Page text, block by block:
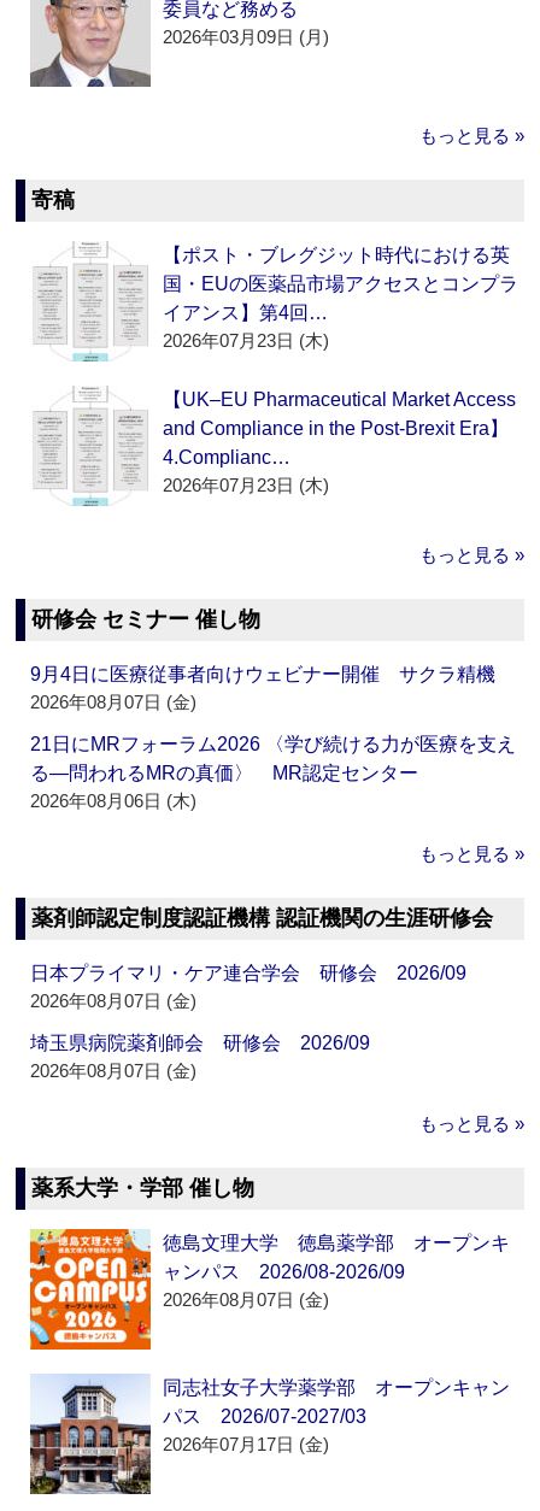
委員など務める
2026年03月09日 (月)
もっと見る »
寄稿
【ポスト・ブレグジット時代における英
国・EUの医薬品市場アクセスとコンプラ
イアンス】第4回…
2026年07月23日 (木)
【UK–EU Pharmaceutical Market Access
and Compliance in the Post-Brexit Era】
4.Complianc…
2026年07月23日 (木)
もっと見る »
研修会 セミナー 催し物
9月4日に医療従事者向けウェビナー開催 サクラ精機
2026年08月07日 (金)
21日にMRフォーラム2026 〈学び続ける力が医療を支え
る―問われるMRの真価〉 MR認定センター
2026年08月06日 (木)
もっと見る »
薬剤師認定制度認証機構 認証機関の生涯研修会
日本プライマリ・ケア連合学会 研修会 2026/09
2026年08月07日 (金)
埼玉県病院薬剤師会 研修会 2026/09
2026年08月07日 (金)
もっと見る »
薬系大学・学部 催し物
徳島文理大学 徳島薬学部 オープンキ
ャンパス 2026/08-2026/09
2026年08月07日 (金)
同志社女子大学薬学部 オープンキャン
パス 2026/07-2027/03
2026年07月17日 (金)